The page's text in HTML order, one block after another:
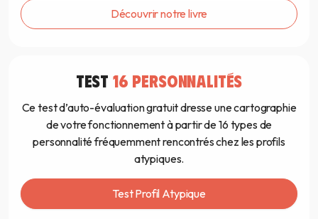
Découvrir notre livre
TEST 16 PERSONNALITÉS
Ce test d’auto-évaluation gratuit dresse une cartographie
de votre fonctionnement à partir de 16 types de
personnalité fréquemment rencontrés chez les profils
atypiques.
Test Profil Atypique